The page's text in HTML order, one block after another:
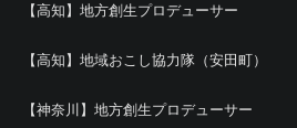
【高知】地方創生プロデューサー
【高知】地域おこし協力隊（安田町）
【神奈川】地方創生プロデューサー